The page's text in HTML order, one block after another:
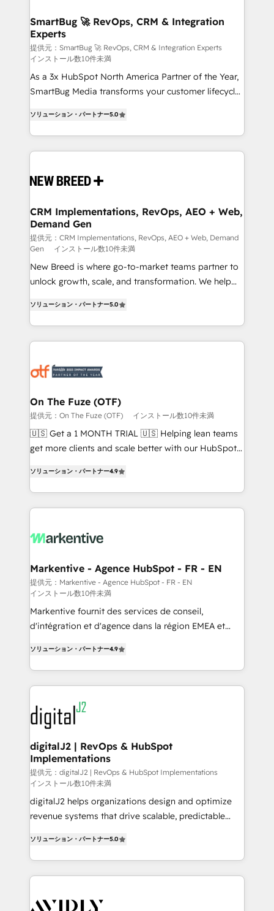
状整理の壁打ちなど、構想段階からお気軽にお問い合わ
せください。
Scalable Architecture: Zero-technical-debt setup
across all Hubs, validated by our 7 HubSpot
Accreditations. AI-Powered RevOps: Breeze AI,
custom AI agents, and high-integrity migrations for
total reporting clarity. Security & Compliance: SOC 2
Type I and HIPAA attested for enterprise-grade data
SmartBug 🚀 RevOps, CRM & Integration
Experts
提供元：SmartBug 🚀 RevOps, CRM & Integration Experts
インストール数10件未満
As a 3x HubSpot North America Partner of the Year,
SmartBug Media transforms your customer lifecycle
includes specialized divisions Globalia (AI &
Software) and Point Success Media (Paid Media),
making this the official home for all three brands. 🔄
and system integrations powered by Globalia’s
trainers to drive platform adoption. 📈 Revenue
Generation - Full-funnel marketing and high-
performance advertising via Point Success Media. -
Expert deployment of Breeze AI and custom agents
to automate growth. 🏆 Elite Excellence - 8 platform
accreditations and deep HIPAA-compliance
ソリューション・パートナー5.0
CRM Implementations, RevOps, AEO + Web,
Demand Gen
提供元：CRM Implementations, RevOps, AEO + Web, Demand
Gen
インストール数10件未満
New Breed is where go-to-market teams partner to
unlock growth, scale, and transformation. We help
customer platform and operationalize HubSpot’s
Loop Marketing framework through expert-led
services, smart agents, and purpose-built apps,
results, fast. ⚙️CRM & RevOps: Align all Hubs to your
🎯Demand Gen & ABM: Drive pipeline with inbound,
ABM, AEO, SEO, & paid media. 👩‍💻Web Design:
Build high-performing websites with UX, messaging,
& conversion strategy that drive results. 🤖AI
AI, & maximize AEO with tailored AI services. 🧩
Integrations: Extend HubSpot with custom
ソリューション・パートナー5.0
On The Fuze (OTF)
提供元：On The Fuze (OTF) インストール数10件未満
🇺🇸 Get a 1 MONTH TRIAL 🇺🇸 Helping lean teams
get more clients and scale better with our HubSpot
Work With 🚀 We help lean, growing companies: -
Win more business - Reduce no-shows - Improve
lead & deal conversion rates - Scale with less
What do you get? 🤓 Our client's are too busy to
Personal Consultant + Tech Team to handle the
heavy lifting of mapping out AND building your ideal
system. + Get best practices and 'don't know what
you don't know' recommendations to maximize
conversions! OTF is an Elite Partner (top 1% of
Partner of the Year 💥 Trusted by 2,500+ companies
to help them scale and close more business, by
using HubSpot (the right way). ⭐️ Here's more info:
learn more!
ソリューション・パートナー4.9
Markentive - Agence HubSpot - FR - EN
提供元：Markentive - Agence HubSpot - FR - EN
インストール数10件未満
Markentive fournit des services de conseil,
d'intégration et d'agence dans la région EMEA et
marketing automation, Growth, Revops, CRM et
webdesign. Markentive is both a consulting firm, a
digital agency and an integrator. With over 115
experts in marketing automation, growth, revops,
CRM and webdesign (We focus on EMEA - USA
customers).
ソリューション・パートナー4.9
digitalJ2 | RevOps & HubSpot
Implementations
提供元：digitalJ2 | RevOps & HubSpot Implementations
インストール数10件未満
digitalJ2 helps organizations design and optimize
revenue systems that drive scalable, predictable
Partner, we specialize in both strategic RevOps
planning and hands-on technical execution - building
the operational foundation companies need to
Healthcare - Financial Services - Managed IT (MSP) -
ソリューション・パートナー5.0